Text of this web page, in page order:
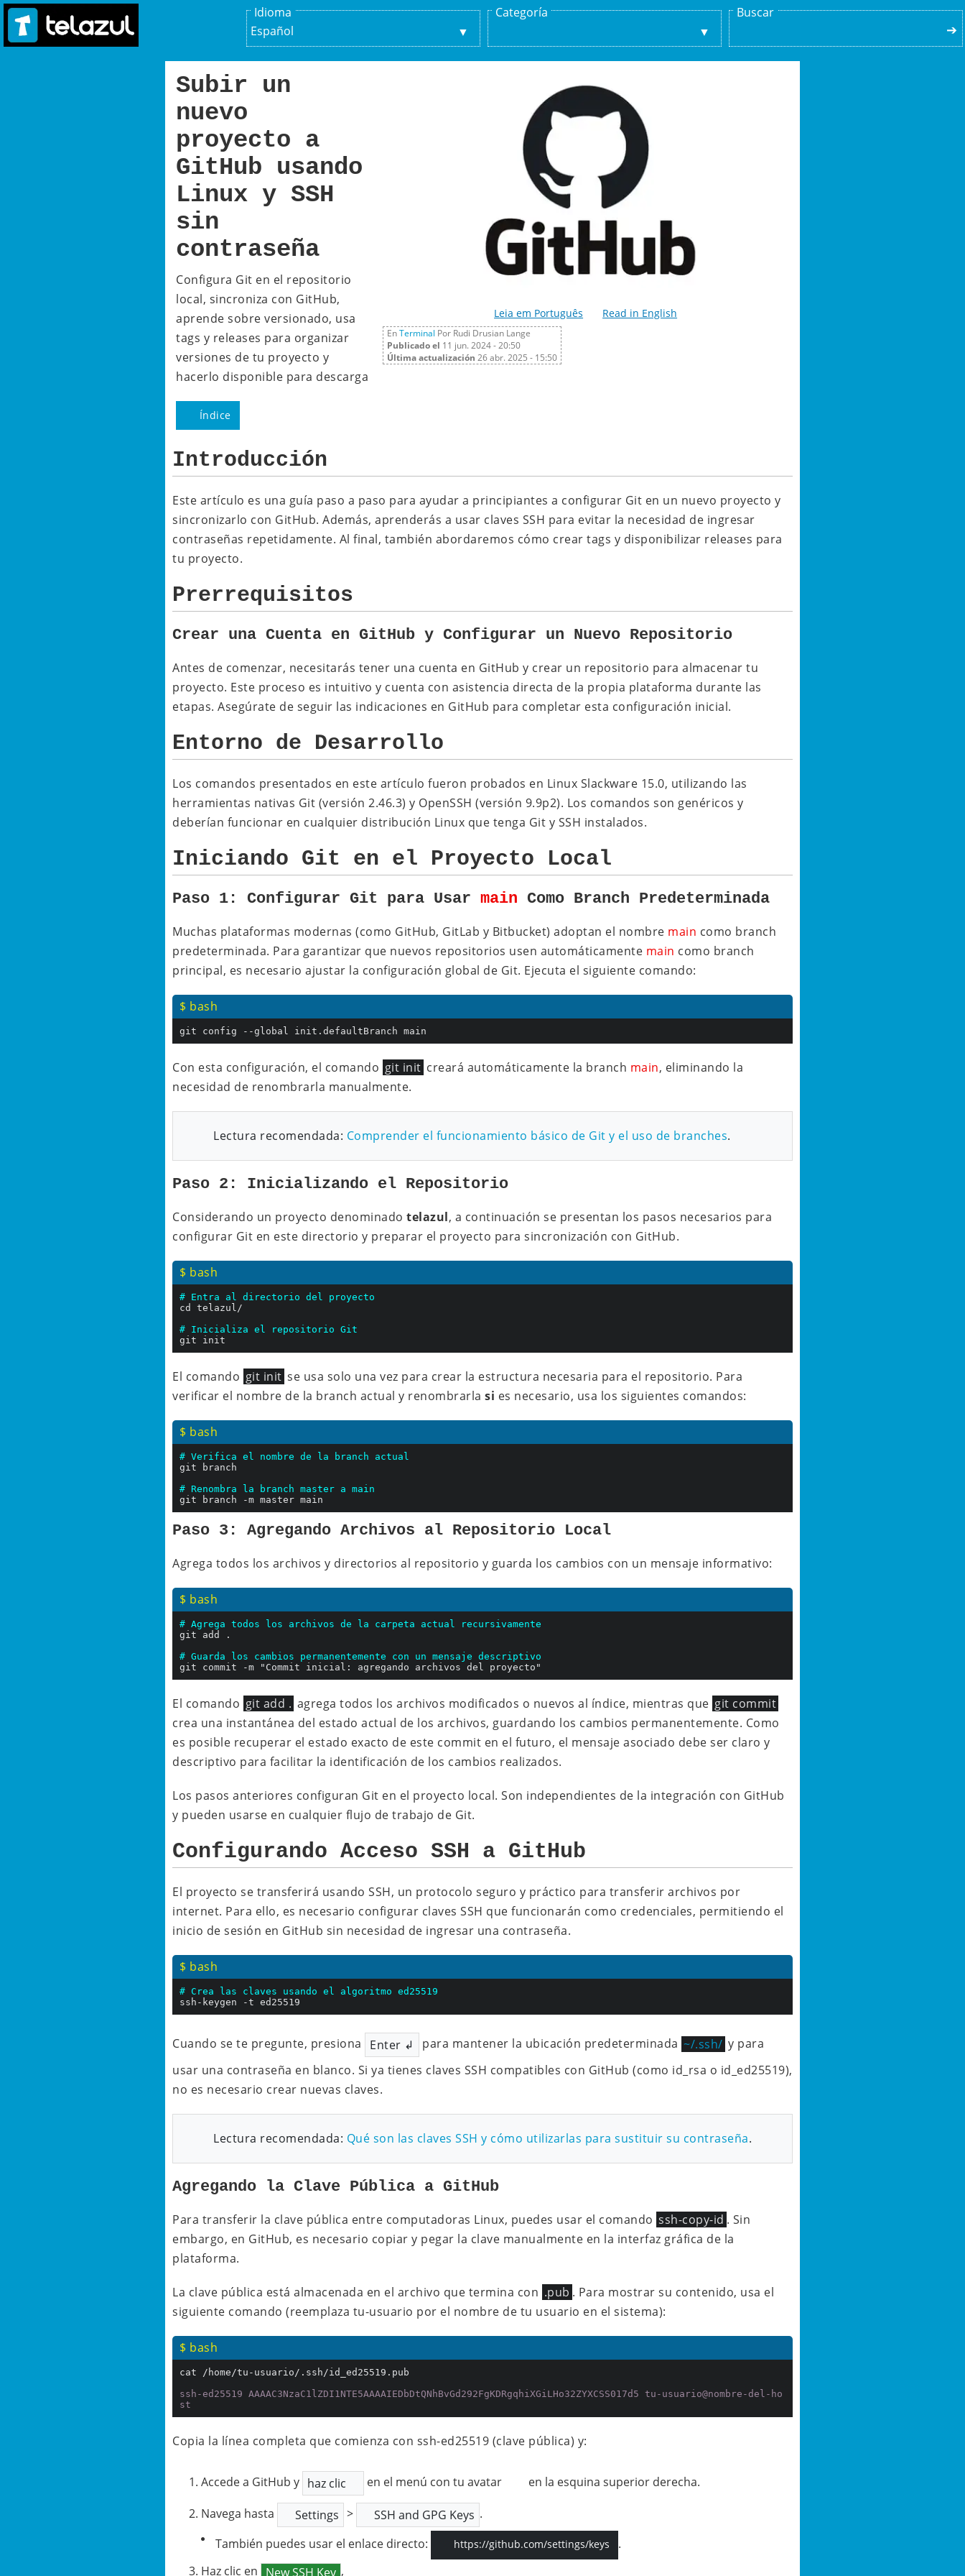
Idioma
Español
Categoría Buscar
➔
Subir un
nuevo
proyecto a
GitHub usando
Linux y SSH
sin
contraseña
Configura Git en el repositorio
local, sincroniza con GitHub,
aprende sobre versionado, usa
tags y releases para organizar
versiones de tu proyecto y
hacerlo disponible para descarga
Índice
Leia em Português Read in English
EnTerminal Por Rudi Drusian Lange
Publicado el 11 jun. 2024 - 20:50
Última actualización 26 abr. 2025 - 15:50
Introducción
Este artículo es una guía paso a paso para ayudar a principiantes a configurar Git en un nuevo proyecto y
sincronizarlo con GitHub. Además, aprenderás a usar claves SSH para evitar la necesidad de ingresar
contraseñas repetidamente. Al final, también abordaremos cómo crear tags y disponibilizar releases para
tu proyecto.
Prerrequisitos
Crear una Cuenta en GitHub y Configurar un Nuevo Repositorio
Antes de comenzar, necesitarás tener una cuenta en GitHub y crear un repositorio para almacenar tu
proyecto. Este proceso es intuitivo y cuenta con asistencia directa de la propia plataforma durante las
etapas. Asegúrate de seguir las indicaciones en GitHub para completar esta configuración inicial.
Entorno de Desarrollo
Los comandos presentados en este artículo fueron probados en Linux Slackware 15.0, utilizando las
herramientas nativas Git (versión 2.46.3) y OpenSSH (versión 9.9p2). Los comandos son genéricos y
deberían funcionar en cualquier distribución Linux que tenga Git y SSH instalados.
Iniciando Git en el Proyecto Local
Paso 1: Configurar Git para Usarmain Como Branch Predeterminada
Muchas plataformas modernas (como GitHub, GitLab y Bitbucket) adoptan el nombre main como branch
predeterminada. Para garantizar que nuevos repositorios usen automáticamente main como branch
principal, es necesario ajustar la configuración global de Git. Ejecuta el siguiente comando:
$ bash
git config --global init.defaultBranch main
Con esta configuración, el comando git init creará automáticamente la branch main, eliminando la
necesidad de renombrarla manualmente.
Lectura recomendada: Comprender el funcionamiento básico de Git y el uso de branches.
Paso 2: Inicializando el Repositorio
Considerando un proyecto denominadotelazul, a continuación se presentan los pasos necesarios para
configurar Git en este directorio y preparar el proyecto para sincronización con GitHub.
$ bash
# Entra al directorio del proyecto
cd telazul/
# Inicializa el repositorio Git
El comando git init se usa solo una vez para crear la estructura necesaria para el repositorio. Para
verificar el nombre de la branch actual y renombrarlasi es necesario, usa los siguientes comandos:
$ bash
# Verifica el nombre de la branch actual
git branch
# Renombra la branch master a main
Paso 3: Agregando Archivos al Repositorio Local
Agrega todos los archivos y directorios al repositorio y guarda los cambios con un mensaje informativo:
$ bash
# Agrega todos los archivos de la carpeta actual recursivamente
git add .
# Guarda los cambios permanentemente con un mensaje descriptivo
El comando git add . agrega todos los archivos modificados o nuevos al índice, mientras que git commit
crea una instantánea del estado actual de los archivos, guardando los cambios permanentemente. Como
es posible recuperar el estado exacto de este commit en el futuro, el mensaje asociado debe ser claro y
descriptivo para facilitar la identificación de los cambios realizados.
Los pasos anteriores configuran Git en el proyecto local. Son independientes de la integración con GitHub
y pueden usarse en cualquier flujo de trabajo de Git.
Configurando Acceso SSH a GitHub
El proyecto se transferirá usando SSH, un protocolo seguro y práctico para transferir archivos por
internet. Para ello, es necesario configurar claves SSH que funcionarán como credenciales, permitiendo el
inicio de sesión en GitHub sin necesidad de ingresar una contraseña.
$ bash
# Crea las claves usando el algoritmo ed25519
ssh-keygen -t ed25519
Cuando se te pregunte, presiona Enter ↲ para mantener la ubicación predeterminada ~/.ssh/ y para
usar una contraseña en blanco. Si ya tienes claves SSH compatibles con GitHub (como id_rsa o id_ed25519),
no es necesario crear nuevas claves.
Lectura recomendada: Qué son las claves SSH y cómo utilizarlas para sustituir su contraseña.
Agregando la Clave Pública a GitHub
Para transferir la clave pública entre computadoras Linux, puedes usar el comando ssh-copy-id . Sin
embargo, en GitHub, es necesario copiar y pegar la clave manualmente en la interfaz gráfica de la
plataforma.
La clave pública está almacenada en el archivo que termina con .pub . Para mostrar su contenido, usa el
siguiente comando (reemplaza tu-usuario por el nombre de tu usuario en el sistema):
$ bash
cat /home/tu-usuario/.ssh/id_ed25519.pub
ssh-ed25519 AAAAC3NzaC1lZDI1NTE5AAAAIEDbDtQNhBvGd292FgKDRgqhiXGiLHo32ZYXCSS017d5 tu-usuario@nombre-del-ho
st
Copia la línea completa que comienza con ssh-ed25519 (clave pública) y:
Accede a GitHub y haz clic en el menú con tu avatar
en la esquina superior derecha.
Navega hasta
Settings > SSH and GPG Keys .
También puedes usar el enlace directo:
https://github.com/settings/keys
.
Haz clic en New SSH Key ,